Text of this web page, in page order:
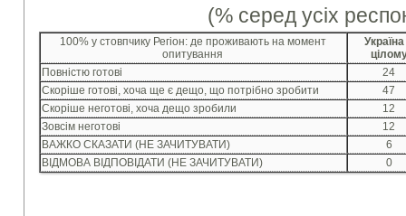
(% серед усіх
100% у стовпчику Регіон: де проживають на момент
опитування
Повністю готові
24
Скоріше готові, хоча ще є дещо, що потрібно зробити
47
Скоріше неготові, хоча дещо зробили
12
Зовсім неготові
12
ВАЖКО СКАЗАТИ (НЕ ЗАЧИТУВАТИ)
6
ВІДМОВА ВІДПОВІДАТИ (НЕ ЗАЧИТУВАТИ)
0